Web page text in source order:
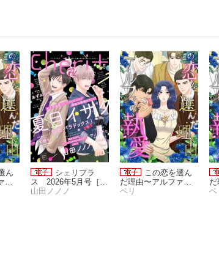
ん
の
シェリプラ
ス 2026年5月号［期
間限定］
山田ノノノ
この恋を選ん
だ理由〜アルファの
執愛(55)
ベリ
執
ベ